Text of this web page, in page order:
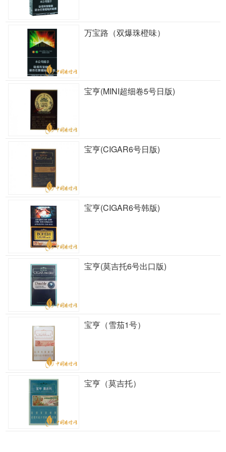
万宝路（双爆珠橙味）
宝亨(MINI超细卷5号日版)
宝亨(CIGAR6号日版)
宝亨(CIGAR6号韩版)
宝亨(莫吉托6号出口版)
宝亨（雪茄1号）
宝亨（莫吉托）